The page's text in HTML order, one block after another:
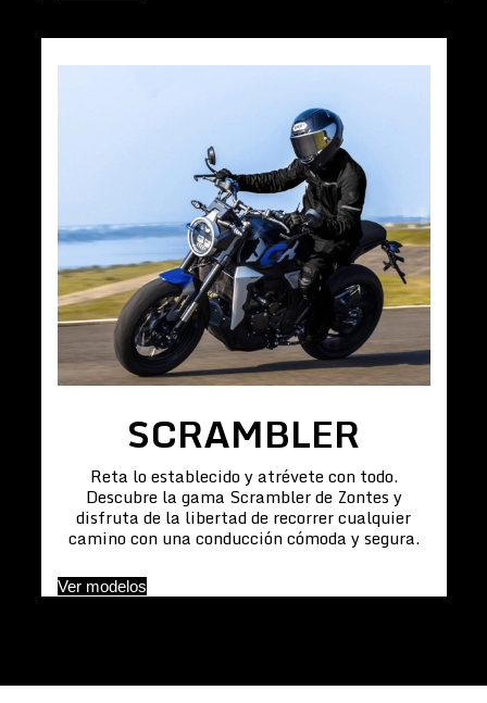
SCRAMBLER
Reta lo establecido y atrévete con todo.
Descubre la gama Scrambler de Zontes y
disfruta de la libertad de recorrer cualquier
camino con una conducción cómoda y segura.
Ver modelos